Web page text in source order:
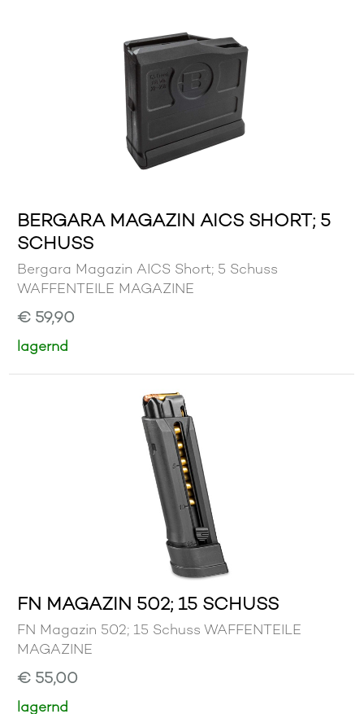
BERGARA MAGAZIN AICS SHORT; 5
SCHUSS
Bergara Magazin AICS Short; 5 Schuss
WAFFENTEILE MAGAZINE
€ 59,90
lagernd
FN MAGAZIN 502; 15 SCHUSS
FN Magazin 502; 15 Schuss WAFFENTEILE
MAGAZINE
€ 55,00
lagernd